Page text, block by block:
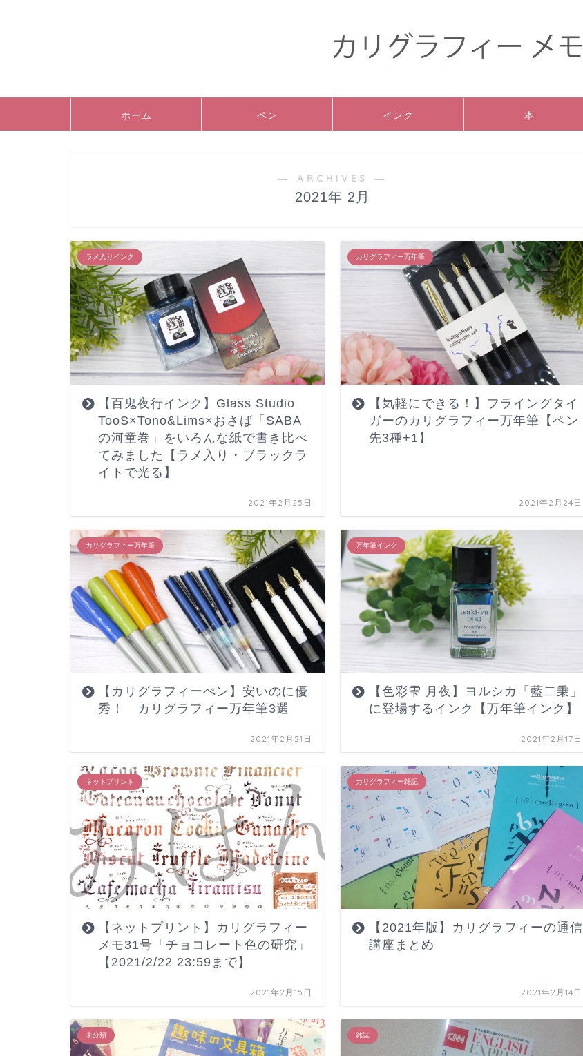
ホーム ペン インク 本
― ARCHIVES ―
2021年 2月
ラメ入りインク
【百鬼夜行インク】Glass Studio
TooS×Tono&Lims×おさば「SABA
の河童巻」をいろんな紙で書き比べ
てみました【ラメ入り・ブラックラ
イトで光る】
2021年2月25日
カリグラフィー万年筆
【気軽にできる！】フライングタイ
ガーのカリグラフィー万年筆【ペン
先3種+1】
2021年2月24日
カリグラフィー万年筆
【カリグラフィーぺン】安いのに優
秀！ カリグラフィー万年筆3選
2021年2月21日
万年筆インク
【色彩雫 月夜】ヨルシカ「藍二乗」
に登場するインク【万年筆インク】
2021年2月17日
ネットプリント
【ネットプリント】カリグラフィー
メモ31号「チョコレート色の研究」
【2021/2/22 23:59まで】
2021年2月15日
カリグラフィー雑記
【2021年版】カリグラフィーの通信
講座まとめ
2021年2月14日
未分類 雑誌